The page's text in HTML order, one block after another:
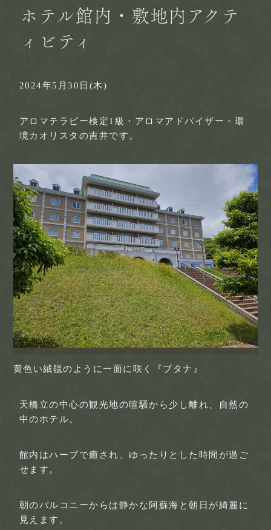
ホテル館内・敷地内アクテ
ィビティ
2024年5月30日(木)
アロマテラピー検定1級・アロマアドバイザー・環
境カオリスタの吉井です。
黄色い絨毯のように一面に咲く『ブタナ』
天橋立の中心の観光地の喧騒から少し離れ、自然の
中のホテル。
館内はハーブで癒され、ゆったりとした時間が過ご
せます。
朝のバルコニーからは静かな阿蘇海と朝日が綺麗に
見えます。